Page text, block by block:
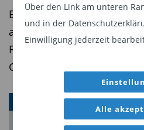
Über den Link am unteren
und in der
Einwilligung jederzeit
Alle
stellen die Angaben keine Analyse,
Handelsempfehlung dar. Sämtliche in
zusammengestellten Angaben
Zeitpunkt der Erstellung wider. Sie
Gewähr oder Haftung für deren
indessen nicht übernommen werden.
Europas Nebenwerte:
auf Höchststände, von
FINANCIAL PLANNER®
GmbH aus Oberursel.